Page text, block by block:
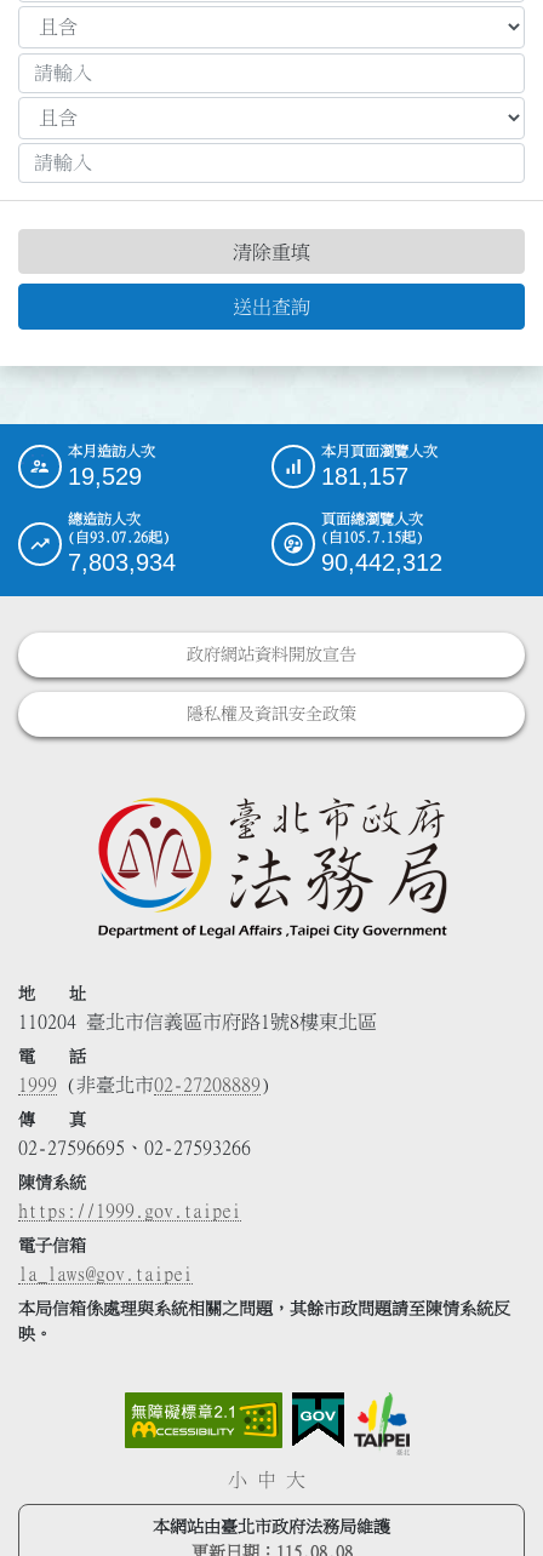
送出查詢
清除重填
::: 本月造訪人次
19,529
本月頁面瀏覽人次
181,157
總造訪人次
(自93.07.26起)
7,803,934
頁面總瀏覽人次
(自105.7.15起)
90,442,312
政府網站資料開放宣告
隱私權及資訊安全政策
地 址
110204 臺北市信義區市府路1號8樓東北區
電 話
1999 (非臺北市02-27208889)
傳 真
02-27596695、02-27593266
陳情系統
https://1999.gov.taipei
電子信箱
la_laws@gov.taipei
本局信箱係處理與系統相關之問題，其餘市政問題請至陳情系統反
映。
小 中 大
本網站由臺北市政府法務局維護
更新日期： 115.08.08